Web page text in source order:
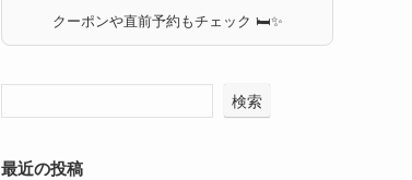
クーポンや直前予約もチェック 🛏✨
検索
最近の投稿